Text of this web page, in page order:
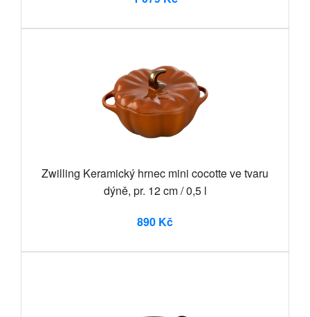
Zwilling Keramický hrnec mini cocotte ve tvaru
dýně, pr. 12 cm / 0,5 l
890 Kč